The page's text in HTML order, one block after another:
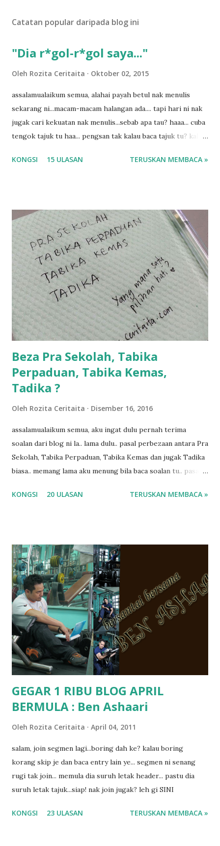
lCatatan popular daripada blog ini
"Dia r*gol-r*gol saya..."
Oleh Rozita Ceritaita Oktober 02, 2015
assalamualaikum semua, alahai payah betul nak menulis
sekarang ni...macam-macam halangan ada.... tapi hari ni nak
jugak cari kekuatan nak menulis...sebab apa tau? haaa... cuba
tengok tajuk tu haa... pengsan tak kalau baca tajuk tu? kalau
tau? yang sebut tu anak aku....diulangi ANAK AKU ....adoiiii
balik keja aku ajak la shah singgah Giant beli barang
sikit...dalam perjalanan dari dalam kereta tu biasalah kan
kami memang akan pimpin anak-anak jalan sampai masuk
dalam... dan kebiasanya bagi anak 4 macam kami ni bahagi-
bahagi lah siapa nak pimpin siapa... dan biasanya aku akan
dukung adik hadi sambil pimpin kakak husna... yang abg
ngah dengan abg long terserah pada shah la pulak.. tapi
kalau ikut anak-anak semua nak ummi pimpin... ajer rebeh
ba...
KONGSI 15 ULASAN TERUSKAN MEMBACA »
Beza Pra Sekolah, Tabika
Perpaduan, Tabika Kemas,
Tadika ?
Oleh Rozita Ceritaita Disember 16, 2016
assalamualaikum semua, aku ingat dulu pernah terima
soalan dari blog ni la.. lama dulu.. pasal perbezaan antara Pra
Sekolah, Tabika Perpaduan, Tabika Kemas dan jugak Tadika
biasa.. memang lama aku menung bila baca soalan tu.. pasal
ko.. masa tu aku baru je ada anak sorang dan aku hentam je
tanya sapa-sapa pun masa tu.. bila fikir-fikirkan balik terasa
jugak masa alahai teruknya kami sebagai ibubapa.. dan kami
terasa jugak semakin teruk bila abg long dah masuk 2 tahun
kat salah satu tadika swasta ni.. tapi nampaknya kenal huruf
pun tak tau.. pengsan aku bila ingat balik.. aku mula fikir
mungkin sebab abg long sendiri jenis budak yang ada
masalah dyslexia.. tapi minor la.. nanti la aku cerita pasal
dyslexia tu.. lepas tu kami buat keputusan pu...
KONGSI 20 ULASAN TERUSKAN MEMBACA »
GEGAR 1 RIBU BLOG APRIL
BERMULA : Ben Ashaari
Oleh Rozita Ceritaita April 04, 2011
salam, join segmen lagi...boring dah ke? kalau boring
korang skip je dan baca entry lain ye... segmen ni senang
rugi tak join... memula dia suruh letak header... pastu dia
suruh letak tajuk...siap! nak join jugak? leh gi SINI
KONGSI 23 ULASAN TERUSKAN MEMBACA »